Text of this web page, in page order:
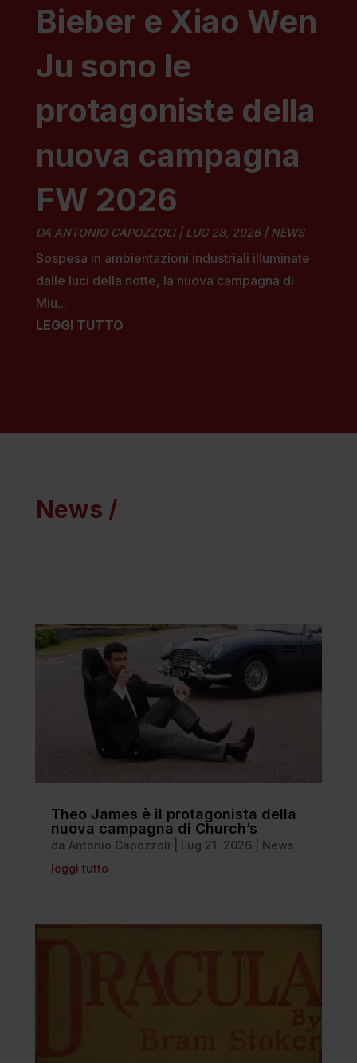
Bieber e Xiao Wen
Ju sono le
protagoniste della
nuova campagna
FW 2026
DA ANTONIO CAPOZZOLI| LUG 28, 2026| NEWS
Sospesa in ambientazioni industriali illuminate
dalle luci della notte, la nuova campagna di
Miu...
LEGGI TUTTO
News /
Theo James è il protagonista della
nuova campagna di Church’s
da Antonio Capozzoli Lug 21, 2026
News
leggi tutto